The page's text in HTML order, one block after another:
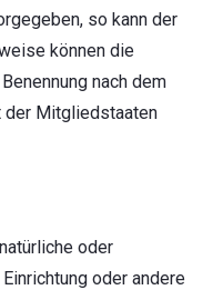
so kann der
können die
nach dem
der Mitgliedstaaten
oder
oder andere